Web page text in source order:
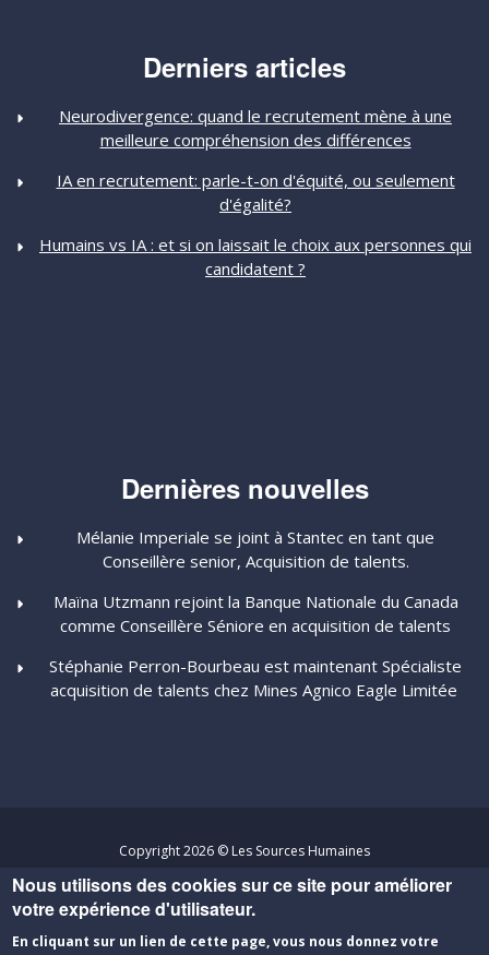
Derniers articles
Neurodivergence: quand le recrutement mène à une
meilleure compréhension des différences
IA en recrutement: parle-t-on d'équité, ou seulement
d'égalité?
Humains vs IA : et si on laissait le choix aux personnes qui
candidatent ?
Dernières nouvelles
Mélanie Imperiale se joint à Stantec en tant que
Conseillère senior, Acquisition de talents.
Maïna Utzmann rejoint la Banque Nationale du Canada
comme Conseillère Séniore en acquisition de talents
Stéphanie Perron-Bourbeau est maintenant Spécialiste
acquisition de talents chez Mines Agnico Eagle Limitée
Copyright 2026 © Les Sources Humaines
Politique de confidentialité-Conditions d'utilisation
Nous utilisons des cookies sur ce site pour améliorer
votre expérience d'utilisateur.
En cliquant sur un lien de cette page, vous nous donnez votre